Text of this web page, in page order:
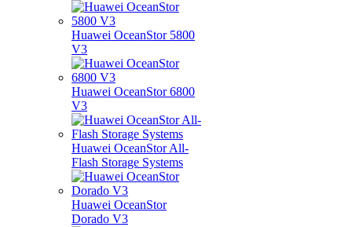
Huawei OceanStor 5800
V3
Huawei OceanStor 6800
V3
Huawei OceanStor All-
Flash Storage Systems
Huawei OceanStor
Dorado V3